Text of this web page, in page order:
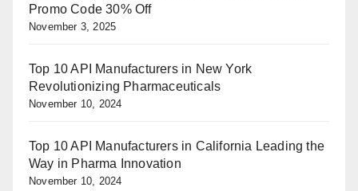
Promo Code 30% Off
November 3, 2025
Top 10 API Manufacturers in New York
Revolutionizing Pharmaceuticals
November 10, 2024
Top 10 API Manufacturers in California Leading the
Way in Pharma Innovation
November 10, 2024